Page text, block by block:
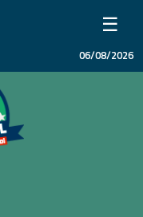
☰
06/08/2026